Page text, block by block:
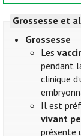
Grossesse et
Grossesse
Les
pendant
clinique
Il est
vivant
présente